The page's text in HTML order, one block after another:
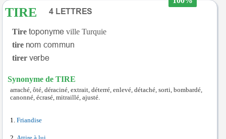
TIRE
Tire
ville Turquie
tire
tirer
Synonyme de TIRE
arraché, ôté, déraciné, extrait, déterré, enlevé, détaché, sorti, bombardé,
canonné, écrasé, mitraillé, ajusté.
Friandise